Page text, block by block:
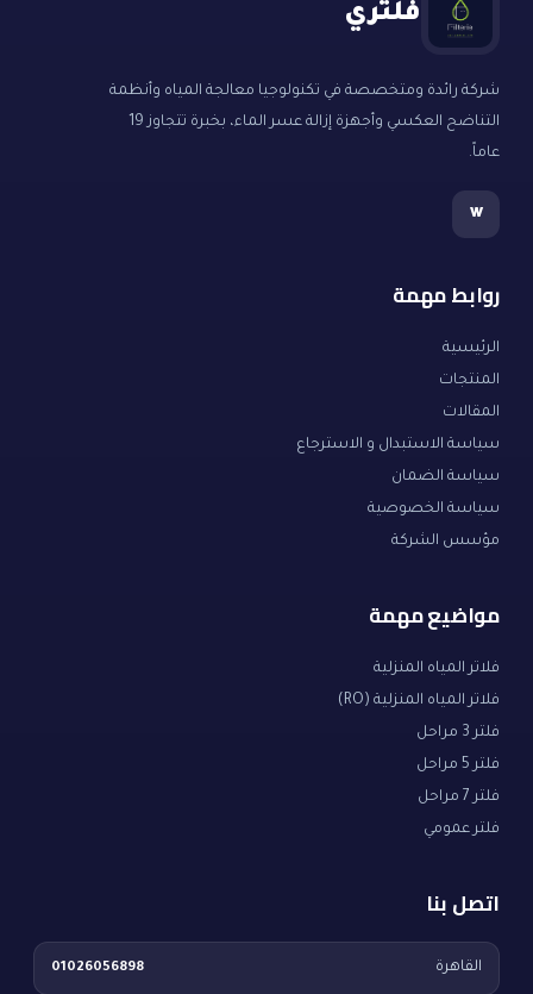
فلتري
شركة رائدة ومتخصصة في تكنولوجيا معالجة المياه وأنظمة
التناضح العكسي وأجهزة إزالة عسر الماء، بخبرة تتجاوز 19
عاماً.
w
روابط مهمة
الرئيسية
المنتجات
المقالات
سياسة الاستبدال و الاسترجاع
سياسة الضمان
سياسة الخصوصية
مؤسس الشركة
مواضيع مهمة
فلاتر المياه المنزلية
فلاتر المياه المنزلية (RO)
فلتر 3 مراحل
فلتر 5 مراحل
فلتر 7 مراحل
فلتر عمومي
اتصل بنا
القاهرة 01026056898